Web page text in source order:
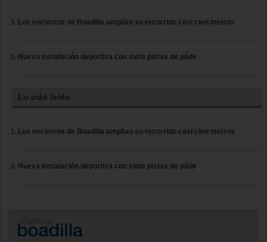
Los encierros de Boadilla amplían su recorrido casi cien metros
Nueva instalación deportiva con siete pistas de páde
Lo más leído
Los encierros de Boadilla amplían su recorrido casi cien metros
Nueva instalación deportiva con siete pistas de páde